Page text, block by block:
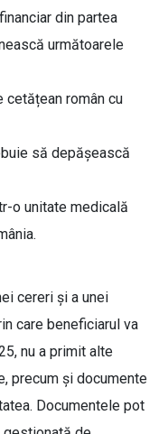
din partea
următoarele
cetățean român cu
să depășească
o unitate medicală
cereri și a unei
care beneficiarul va
nu a primit alte
precum și documente
Documentele pot